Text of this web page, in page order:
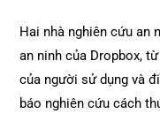
Hai nhà nghiên cứu an
an ninh của Dropbox,
của người sử dụng và
báo nghiên cứu cách